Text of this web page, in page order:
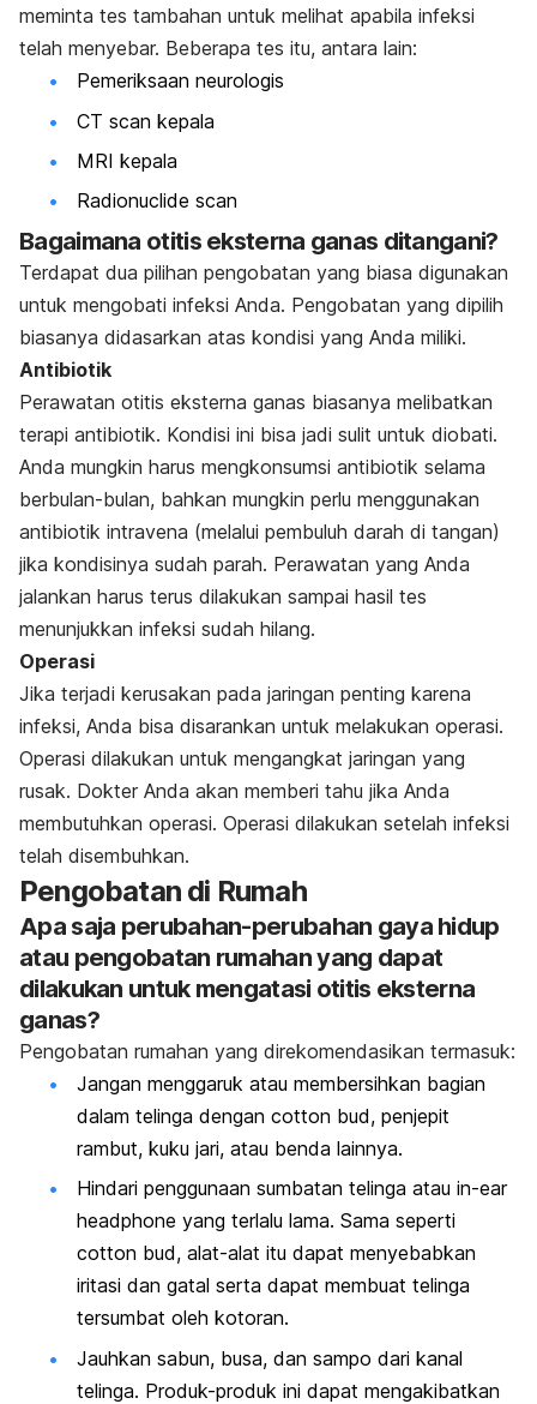
meminta tes tambahan untuk melihat apabila infeksi
telah menyebar. Beberapa tes itu, antara lain:
Pemeriksaan neurologis
CT scan kepala
MRI kepala
Radionuclide scan
Bagaimana otitis eksterna ganas ditangani?
Terdapat dua pilihan pengobatan yang biasa digunakan
untuk mengobati infeksi Anda. Pengobatan yang dipilih
biasanya didasarkan atas kondisi yang Anda miliki.
Antibiotik
Perawatan otitis eksterna ganas biasanya melibatkan
terapi antibiotik. Kondisi ini bisa jadi sulit untuk diobati.
Anda mungkin harus mengkonsumsi antibiotik selama
berbulan-bulan, bahkan mungkin perlu menggunakan
antibiotik intravena (melalui pembuluh darah di tangan)
jika kondisinya sudah parah. Perawatan yang Anda
jalankan harus terus dilakukan sampai hasil tes
menunjukkan infeksi sudah hilang.
Operasi
Jika terjadi kerusakan pada jaringan penting karena
infeksi, Anda bisa disarankan untuk melakukan operasi.
Operasi dilakukan untuk mengangkat jaringan yang
rusak. Dokter Anda akan memberi tahu jika Anda
membutuhkan operasi. Operasi dilakukan setelah infeksi
telah disembuhkan.
Pengobatan di Rumah
Apa saja perubahan-perubahan gaya hidup
atau pengobatan rumahan yang dapat
dilakukan untuk mengatasi otitis eksterna
ganas?
Pengobatan rumahan yang direkomendasikan termasuk:
Jangan menggaruk atau membersihkan bagian
dalam telinga dengan cotton bud, penjepit
rambut, kuku jari, atau benda lainnya.
Hindari penggunaan sumbatan telinga atau in-ear
headphone yang terlalu lama. Sama seperti
cotton bud, alat-alat itu dapat menyebabkan
iritasi dan gatal serta dapat membuat telinga
tersumbat oleh kotoran.
Jauhkan sabun, busa, dan sampo dari kanal
telinga. Produk-produk ini dapat mengakibatkan